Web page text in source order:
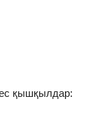
қышқылдар: